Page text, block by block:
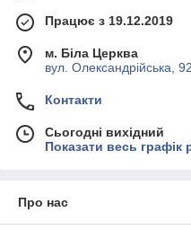
Працює з 19.12.2019
м. Біла Церква
вул. Олександрійська,
Контакти
Сьогодні вихідний
Показати весь графік
Про нас